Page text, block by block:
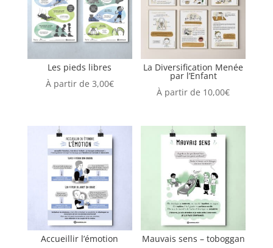
Les pieds libres
À partir de 3,00€
La Diversification Menée
par l’Enfant
À partir de 10,00€
Accueillir l’émotion
Mauvais sens – toboggan